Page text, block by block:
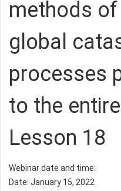
methods
global
processes
to the
Lesson 18
Webinar date and time:
Date: January 15, 2022